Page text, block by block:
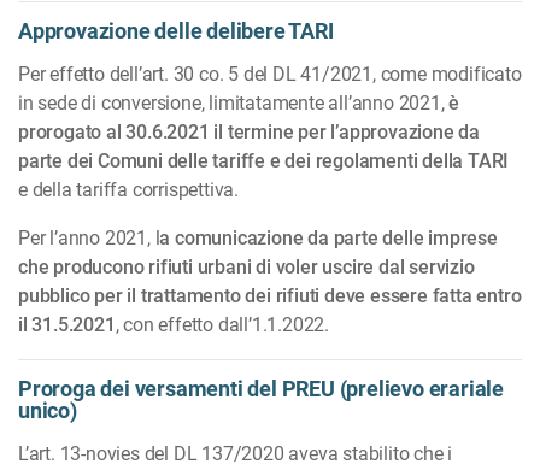
Approvazione delle delibere TARI
Per effetto dell’art. 30 co. 5 del DL 41/2021, come modificato
in sede di conversione, limitatamente all’anno 2021,è
prorogato al 30.6.2021 il termine per l’ap­pro­vazione da
parte dei Comuni delle tariffe e dei regolamenti della TARI
e della tariffa corrispettiva.
Per l’anno 2021, la comunicazione da parte delle imprese
che producono rifiuti urbani di voler uscire dal servizio
pubblico per il trattamento dei rifiuti deve essere fatta entro
il 31.5.2021 , con effetto dall’1.1.2022.
Proroga dei versamenti del PREU (prelievo erariale
unico)
L’art. 13-novies del DL 137/2020 aveva stabilito che i